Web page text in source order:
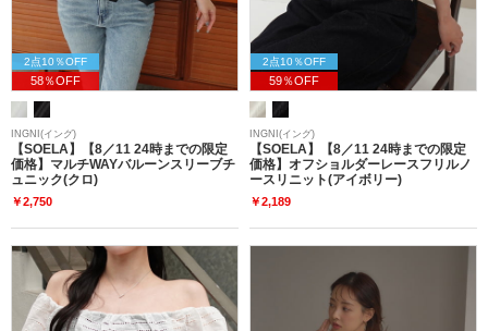
2点10％OFF
58％OFF
INGNI(イング)
【SOELA】【8／11 24時までの限定
価格】マルチWAYバルーンスリーブチ
ュニック(クロ)
￥2,750
2点10％OFF
59％OFF
INGNI(イング)
【SOELA】【8／11 24時までの限定
価格】オフショルダーレースフリルノ
ースリニット(アイボリー)
￥2,189